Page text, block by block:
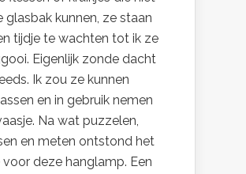
glasbak kunnen, ze staan
tijdje te wachten tot ik ze
Eigenlijk zonde dacht
Ik zou ze kunnen
en in gebruik nemen
Na wat puzzelen,
en meten ontstond het
voor deze hanglamp. Een